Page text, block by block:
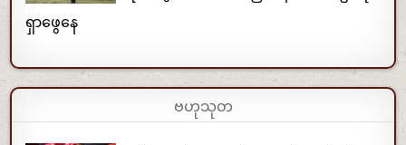
ရှာဖွေနေ
ဗဟုသုတ